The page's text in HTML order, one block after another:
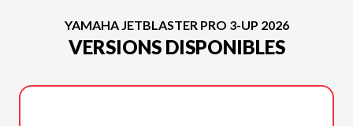
YAMAHA JETBLASTER PRO 3-UP 2026
VERSIONS DISPONIBLES